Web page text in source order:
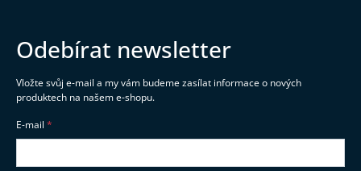
Odebírat newsletter
Vložte svůj e-mail a my vám budeme zasílat informace o nových
produktech na našem e-shopu.
E-mail